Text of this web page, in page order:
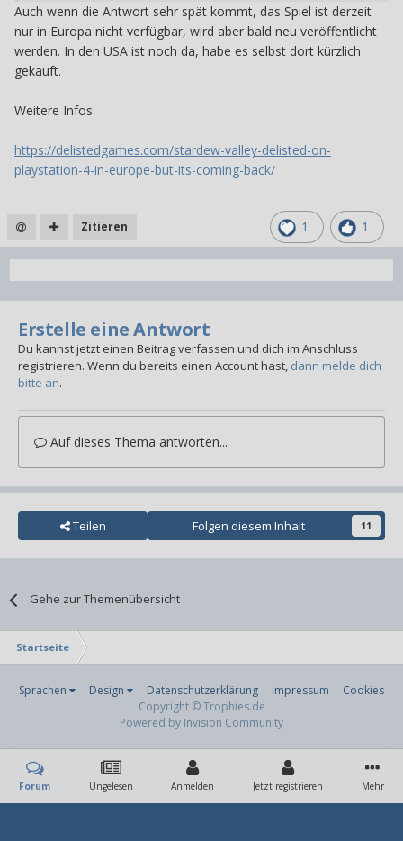
Auch wenn die Antwort sehr spät kommt, das Spiel ist derzeit
nur in Europa nicht verfügbar, wird aber bald neu veröffentlicht
werden. In den USA ist noch da, habe es selbst dort kürzlich
gekauft.
Weitere Infos:
https://delistedgames.com/stardew-valley-delisted-on-
playstation-4-in-europe-but-its-coming-back/
1 1
Zitieren
Erstelle eine Antwort
Du kannst jetzt einen Beitrag verfassen und dich im Anschluss
registrieren. Wenn du bereits einen Account hast, dann melde dich
bitte an.
Auf dieses Thema antworten...
Teilen Folgen diesem Inhalt 11
Gehe zur Themenübersicht
Startseite
Sprachen Design Datenschutzerklärung Impressum
Cookies
Copyright © Trophies.de
Powered by Invision Community
Forum Ungelesen Anmelden Jetzt registrieren Mehr